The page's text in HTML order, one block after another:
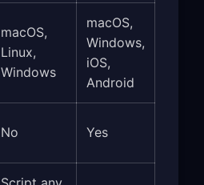
macOS,
Linux,
Windows
macOS,
Windows,
iOS,
Android
No Yes